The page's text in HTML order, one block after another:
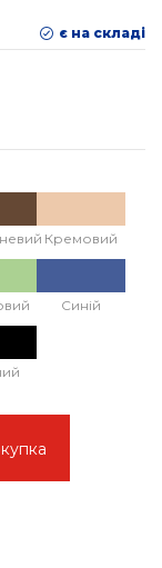
є на складі
Кремовий
Синій